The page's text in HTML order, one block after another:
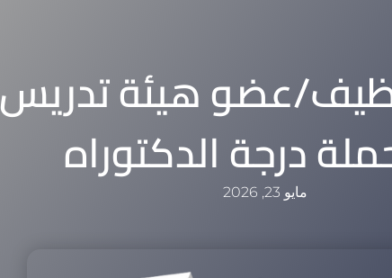
عضو هيئة تدريس
درجة الدكتوراه
مايو 23, 2026